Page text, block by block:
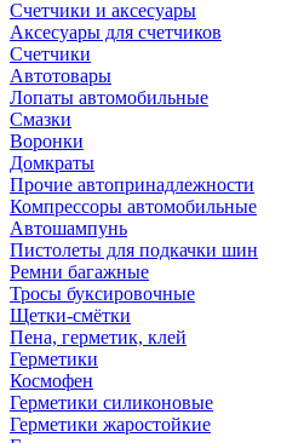
Счетчики и аксесуары
Аксесуары для счетчиков
Счетчики
Автотовары
Лопаты автомобильные
Смазки
Воронки
Домкраты
Прочие автопринадлежности
Компрессоры автомобильные
Автошампунь
Пистолеты для подкачки шин
Ремни багажные
Тросы буксировочные
Щетки-смётки
Пена, герметик, клей
Герметики
Космофен
Герметики силиконовые
Герметики жаростойкие